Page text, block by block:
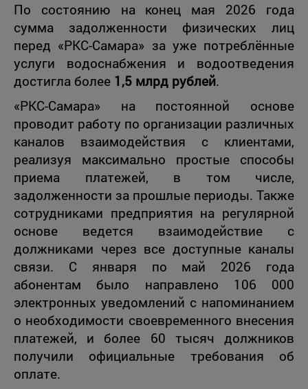
По состоянию на конец мая 2026 года
сумма задолженности физических лиц
перед «РКС-Самара» за уже потреблённые
услуги водоснабжения и водоотведения
достигла более 1,5 млрд рублей.
«РКС-Самара» на постоянной основе
проводит работу по организации различных
каналов взаимодействия с клиентами,
реализуя максимально простые способы
приема платежей, в том числе,
задолженности за прошлые периоды. Также
сотрудниками предприятия на регулярной
основе ведется взаимодействие с
должниками через все доступные каналы
связи. С января по май 2026 года
абонентам было направлено 106 000
электронных уведомлений с напоминанием
о необходимости своевременного внесения
платежей, и более 60 тысяч должников
получили официальные требования об
оплате.